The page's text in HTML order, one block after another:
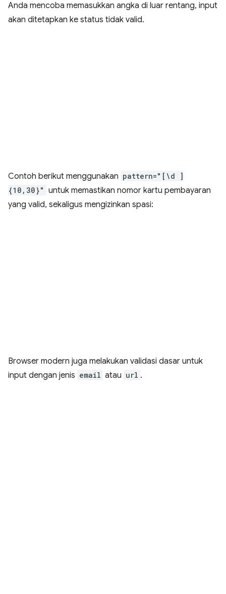
Anda mencoba memasukkan angka di luar rentang, input
akan ditetapkan ke status tidak valid.
Contoh berikut menggunakan pattern="[\d ]
{10,30}" untuk memastikan nomor kartu pembayaran
yang valid, sekaligus mengizinkan spasi:
Browser modern juga melakukan validasi dasar untuk
input dengan jenis email atau url .